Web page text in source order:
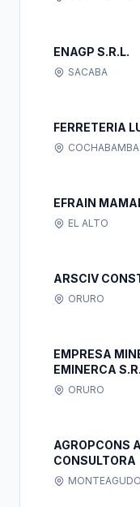
ENAGP S.R.L.
SACABA
FERRETERIA
COCHABAMBA
EFRAIN
EL ALTO
ARSCIV
ORURO
EMPRESA
EMINERCA
ORURO
AGROPCONS
CONSULTORA
MONTEAGUDO